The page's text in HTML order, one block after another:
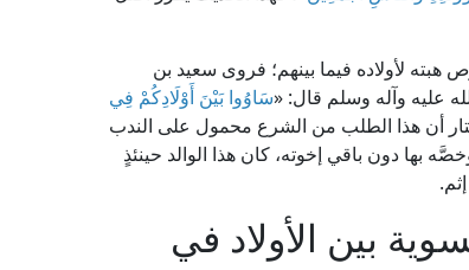
لأولاده فيما بينهم؛ فروى سعيد بن
عليه وآله وسلم قال: «سَاوُوا بَيْنَ أَوْلَادِكُمْ فِي
أن هذا الطلب من الشرع محمول على الندب
بها دون باقي إخوته، كان هذا الوالد حينئذٍ
بين الأولاد في